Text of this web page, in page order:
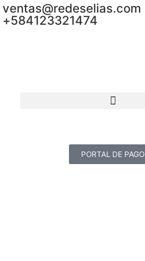
ventas@redeselias.com |
+584123321474
PORTAL DE PAGO